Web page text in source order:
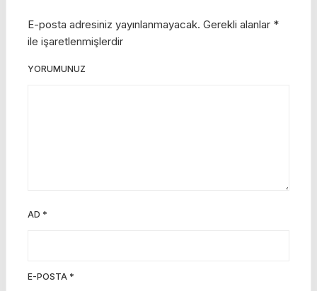
E-posta adresiniz yayınlanmayacak. Gerekli alanlar *
ile işaretlenmişlerdir
YORUMUNUZ
AD *
E-POSTA *